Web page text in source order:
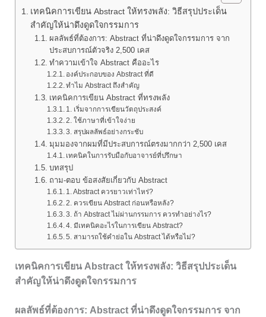
เทคนิคการเขียน Abstract ให้ทรงพลัง: วิธีสรุปประเด็น
สำคัญให้น่าดึงดูดใจกรรมการ
ผลลัพธ์ที่ต้องการ: Abstract ที่น่าดึงดูดใจกรรมการ จาก
ประสบการณ์ตัวจริง 2,500 เคส
ทำความเข้าใจ Abstract คืออะไร
องค์ประกอบของ Abstract ที่ดี
ทำไม Abstract ถึงสำคัญ
เทคนิคการเขียน Abstract ที่ทรงพลัง
1. เริ่มจากการเขียนวัตถุประสงค์
2. ใช้ภาษาที่เข้าใจง่าย
3. สรุปผลลัพธ์อย่างกระชับ
มุมมองจากผมที่มีประสบการณ์ตรงมากกว่า 2,500 เคส
เทคนิคในการรับมือกับอาจารย์ที่ปรึกษา
บทสรุป
ถาม-ตอบ ข้อสงสัยเกี่ยวกับ Abstract
1. Abstract ควรยาวเท่าไหร่?
2. ควรเขียน Abstract ก่อนหรือหลัง?
3. ถ้า Abstract ไม่ผ่านกรรมการ ควรทำอย่างไร?
4. มีเทคนิคอะไรในการเขียน Abstract?
5. สามารถใช้คำย่อใน Abstract ได้หรือไม่?
เทคนิคการเขียน Abstract ให้ทรงพลัง: วิธีสรุปประเด็น
สำคัญให้น่าดึงดูดใจกรรมการ
ผลลัพธ์ที่ต้องการ: Abstract ที่น่าดึงดูดใจกรรมการ จาก